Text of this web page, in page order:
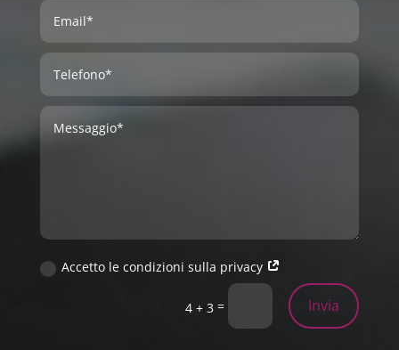
Accetto le condizioni sulla privacy
4 + 3 = Invia